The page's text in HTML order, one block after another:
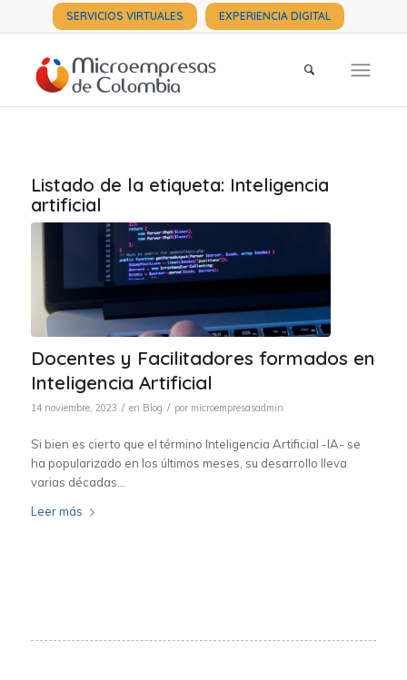
SERVICIOS VIRTUALES EXPERIENCIA DIGITAL
Listado de la etiqueta: Inteligencia
artificial
Docentes y Facilitadores formados en
Inteligencia Artificial
14 noviembre, 2023 / en Blog / por microempresasadmin
Si bien es cierto que el término Inteligencia Artificial -IA- se
ha popularizado en los últimos meses, su desarrollo lleva
varias décadas…
Leer más